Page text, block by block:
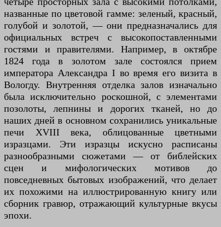
названные по цветовой гамме: зеленый, красный,
голубой и золотой, — они предназначались для
официальных встреч с высокопоставленными
гостями и правителями. Например, в октябре
1824 года в золотом зале состоялся прием
императора Александра I во время его визита в
Вологду. Внутренняя отделка залов изначально
была исключительно роскошной, с элементами
позолоты, лепнины и дорогих тканей, но до
наших дней в основном сохранились уникальные
печи XVIII века, облицованные цветными
изразцами. Эти изразцы искусно расписаны
разнообразными сюжетами — от библейских
сцен и мифологических мотивов до
повседневных бытовых изображений, что делает
их похожими на иллюстрированную книгу или
сборник гравюр, отражающий культурные вкусы
эпохи.